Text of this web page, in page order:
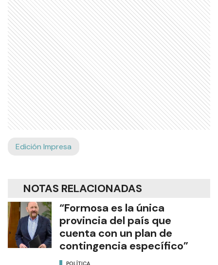
Edición Impresa
NOTAS RELACIONADAS
“Formosa es la única
provincia del país que
cuenta con un plan de
contingencia específico”